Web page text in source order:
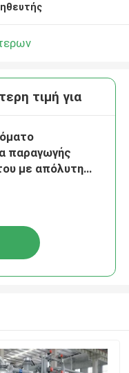
τιμή για
παραγωγής
με απόλυτη